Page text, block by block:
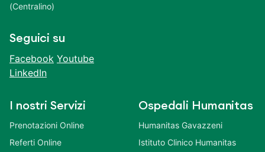
(Centralino)
Seguici su
Facebook Youtube
LinkedIn
I nostri Servizi
Prenotazioni Online
Referti Online
Ospedali Humanitas
Humanitas Gavazzeni
Istituto Clinico Humanitas